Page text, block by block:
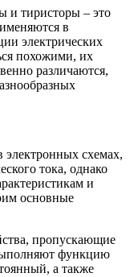
и тиристоры – это
в
электрических
похожими, их
различаются,
схемах,
тока, однако
и
основные
пропускающие
функцию
а также